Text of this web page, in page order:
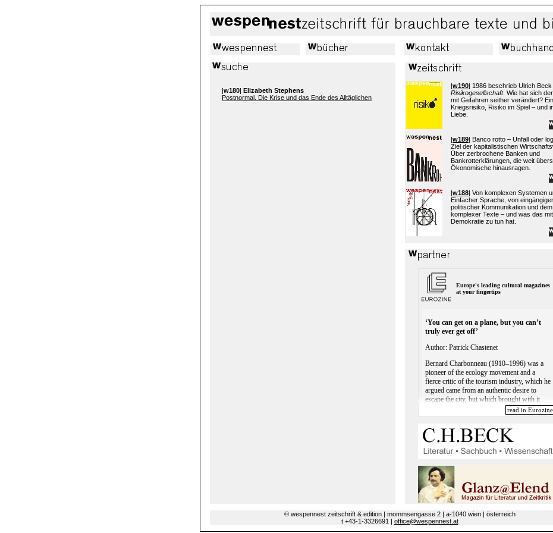
|w180| Elizabeth Stephens
Postnormal. Die Krise und das Ende des Alltäglichen
|w190| 1986 beschrieb Ulrich Beck
Risikogesellschaft. Wie hat sich
mit Gefahren seither verändert?
Kriegsrisiko, Risiko im Spiel – und
Liebe.
|w189| Banco rotto – Unfall oder
Ziel der kapitalistischen
Über zerbrochene Banken und
Bankrotterklärungen, die weit übers
Ökonomische hinausragen.
|w188| Von komplexen Systemen
Einfacher Sprache, von eingängiger
politischer Kommunikation und
komplexer Texte – und was das mit
Demokratie zu tun hat.
© wespennest zeitschrift & edition | mommsengasse 2 | a-1040 wien | österreich
t +43-1-3326691 | office@wespennest.at